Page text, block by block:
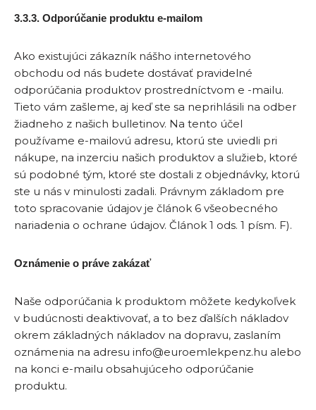
3.3.3. Odporúčanie produktu e-mailom
Ako existujúci zákazník nášho internetového
obchodu od nás budete dostávať pravidelné
odporúčania produktov prostredníctvom e -mailu.
Tieto vám zašleme, aj keď ste sa neprihlásili na odber
žiadneho z našich bulletinov. Na tento účel
používame e-mailovú adresu, ktorú ste uviedli pri
nákupe, na inzerciu našich produktov a služieb, ktoré
sú podobné tým, ktoré ste dostali z objednávky, ktorú
ste u nás v minulosti zadali. Právnym základom pre
toto spracovanie údajov je článok 6 všeobecného
nariadenia o ochrane údajov. Článok 1 ods. 1 písm. F).
Oznámenie o práve zakázať
Naše odporúčania k produktom môžete kedykoľvek
v budúcnosti deaktivovať, a to bez ďalších nákladov
okrem základných nákladov na dopravu, zaslaním
oznámenia na adresu info@euroemlekpenz.hu alebo
na konci e-mailu obsahujúceho odporúčanie
produktu.